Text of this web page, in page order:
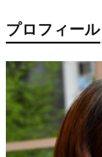
プロフィール